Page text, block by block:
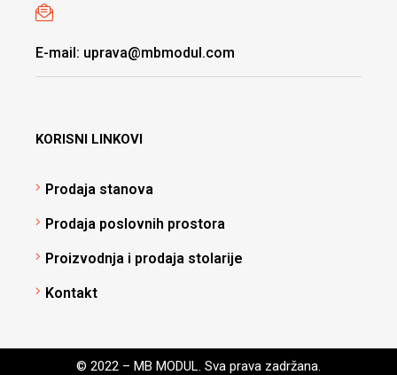
E-mail: uprava@mbmodul.com
KORISNI LINKOVI
Prodaja stanova
Prodaja poslovnih prostora
Proizvodnja i prodaja stolarije
Kontakt
© 2022 – MB MODUL. Sva prava zadržana.